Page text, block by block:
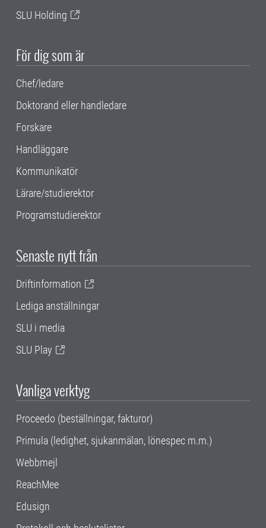
SLU Holding
För dig som är
Chef/ledare
Doktorand eller handledare
Forskare
Handläggare
Kommunikatör
Lärare/studierektor
Programstudierektor
Senaste nytt från
Driftinformation
Lediga anställningar
SLU i media
SLU Play
Vanliga verktyg
Proceedo (beställningar, fakturor)
Primula (ledighet, sjukanmälan, lönespec m.m.)
Webbmejl
ReachMee
Edusign